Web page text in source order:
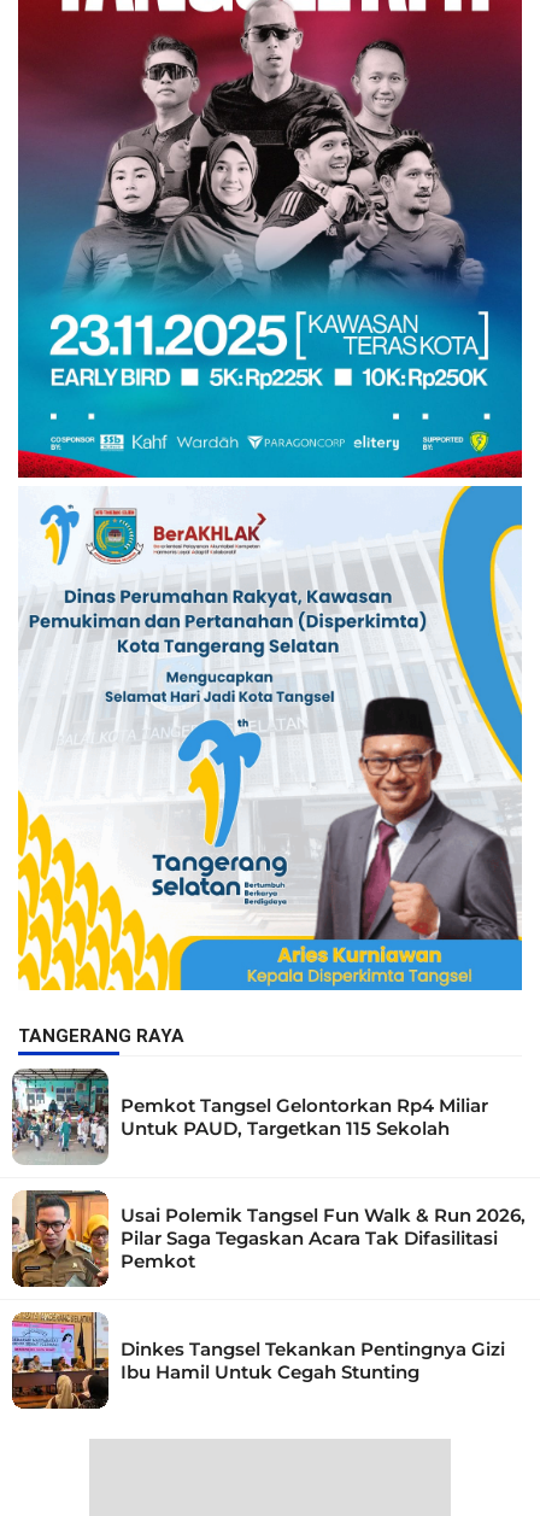
TANGERANG RAYA
Pemkot Tangsel Gelontorkan Rp4 Miliar
Untuk PAUD, Targetkan 115 Sekolah
Usai Polemik Tangsel Fun Walk & Run 2026,
Pilar Saga Tegaskan Acara Tak Difasilitasi
Pemkot
Dinkes Tangsel Tekankan Pentingnya Gizi
Ibu Hamil Untuk Cegah Stunting